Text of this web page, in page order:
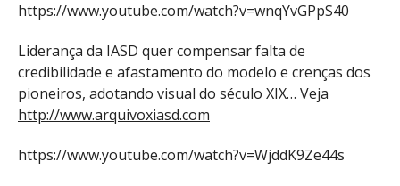
https://www.youtube.com/watch?v=wnqYvGPpS40
Liderança da IASD quer compensar falta de
credibilidade e afastamento do modelo e crenças dos
pioneiros, adotando visual do século XIX… Veja
http://www.arquivoxiasd.com
https://www.youtube.com/watch?v=WjddK9Ze44s